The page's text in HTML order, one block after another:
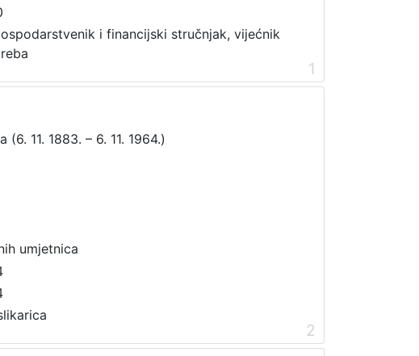
i financijski stručnjak, vijećnik
1
(6. 11. 1883. – 6. 11. 1964.)
umjetnica
2